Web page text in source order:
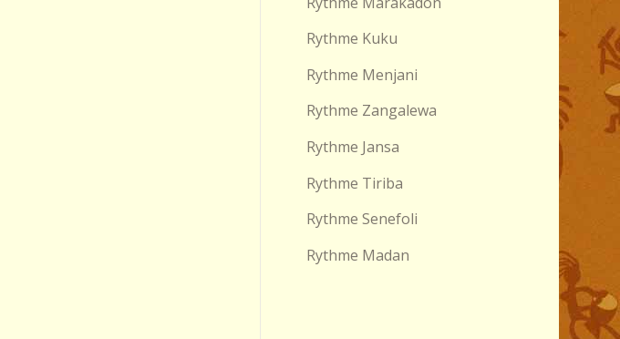
Rythme Kuku
Rythme Menjani
Rythme Zangalewa
Rythme Jansa
Rythme Tiriba
Rythme Senefoli
Rythme Madan